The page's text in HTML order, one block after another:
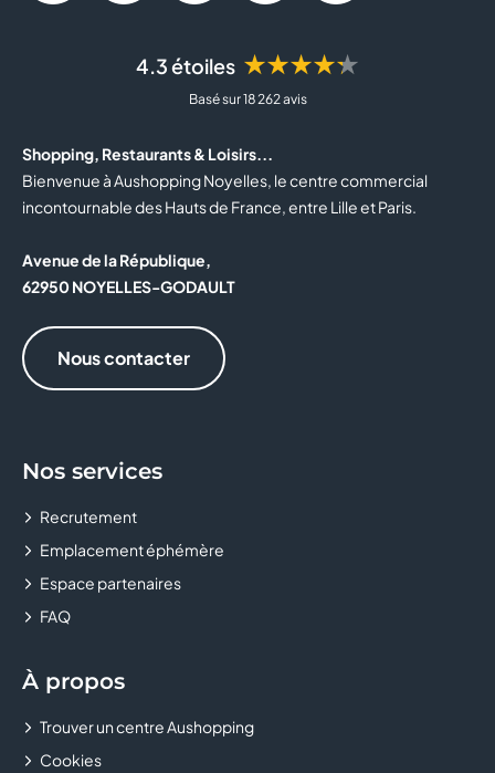
4.3 étoiles ★★★★★
Basé sur 18 262 avis
Shopping, Restaurants & Loisirs...
Bienvenue à Aushopping Noyelles, le centre commercial
incontournable des Hauts de France, entre Lille et Paris.
Avenue de la République,
62950 NOYELLES-GODAULT
Nous contacter
Nos services
Recrutement
Emplacement éphémère
Espace partenaires
FAQ
À propos
Trouver un centre Aushopping
Cookies